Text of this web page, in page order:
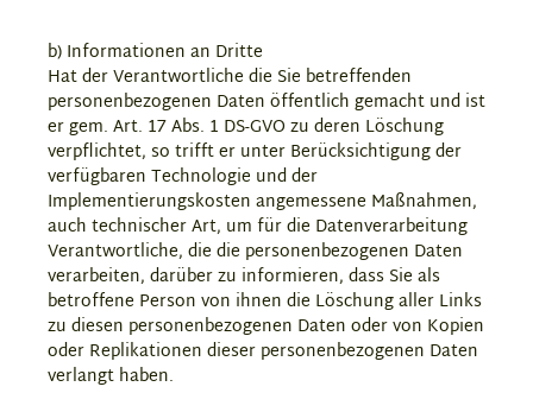
b) Informationen an Dritte
Hat der Verantwortliche die Sie betreffenden
personenbezogenen Daten öffentlich gemacht und ist
er gem. Art. 17 Abs. 1 DS-GVO zu deren Löschung
verpflichtet, so trifft er unter Berücksichtigung der
verfügbaren Technologie und der
Implementierungskosten angemessene Maßnahmen,
auch technischer Art, um für die Datenverarbeitung
Verantwortliche, die die personenbezogenen Daten
verarbeiten, darüber zu informieren, dass Sie als
betroffene Person von ihnen die Löschung aller Links
zu diesen personenbezogenen Daten oder von Kopien
oder Replikationen dieser personenbezogenen Daten
verlangt haben.